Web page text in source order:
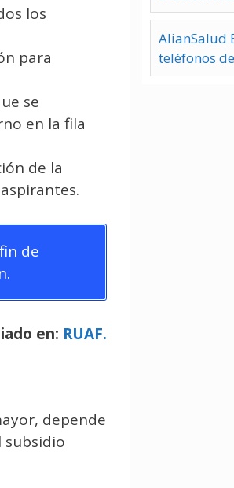
los
para
se
en la fila
de la
de
en: RUAF.
depende
subsidio
AlianSalud
teléfonos